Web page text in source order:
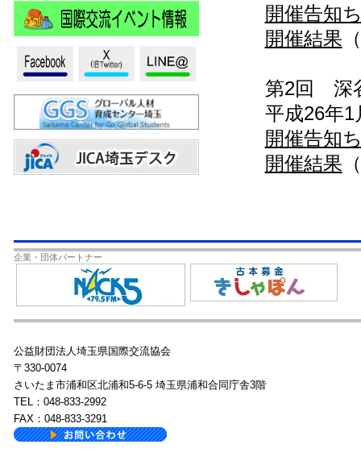
開催告知
開催結果
第2回 深
平成26年1
開催告知
開催結果
企業・団体パートナー
公益財団法人埼玉県国際交流協会
〒330-0074
さいたま市浦和区北浦和5-6-5 埼玉県浦和合同庁舎3階
TEL：048-833-2992
FAX：048-833-3291